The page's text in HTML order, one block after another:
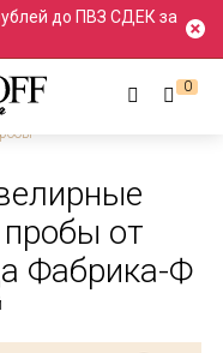
до ПВЗ СДЕК за
0
от
Фабрика-Ф